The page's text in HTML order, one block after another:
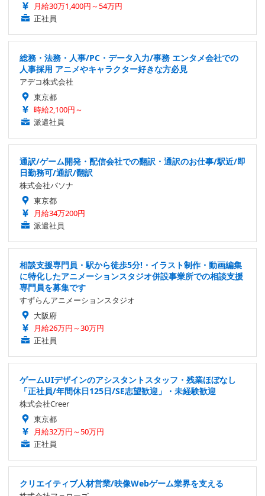
月給30万1,400円～54万円
正社員
総務・法務・人事/PC・データ入力/事務 エンタメ会社での
人事採用 アニメやキャラクター好きな方必見
アデコ株式会社
東京都
時給2,100円～
派遣社員
通訳/ゲーム開発・配信会社での翻訳・通訳のお仕事/駅近/即
日勤務可/通訳/翻訳
株式会社パソナ
東京都
月給34万200円
派遣社員
相談支援専門員・駅から徒歩5分!・イラスト制作・動画編集
に特化したアニメーションスタジオ併設事業所での相談支援
専門員を募集です
すずらんアニメーションスタジオ
大阪府
月給26万円～30万円
正社員
ゲームUIデザインのアシスタントスタッフ・残業ほぼなし
「正社員/年間休日125日/SE志望歓迎」・未経験歓迎
株式会社Creer
東京都
月給32万円～50万円
正社員
クリエイティブ人材営業/映像Webゲーム業界を支える